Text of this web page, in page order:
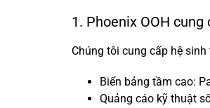
1. Phoenix OOH
Chúng tôi cung cấp hệ
Biển bảng tầm cao:
Quảng cáo kỹ thuật